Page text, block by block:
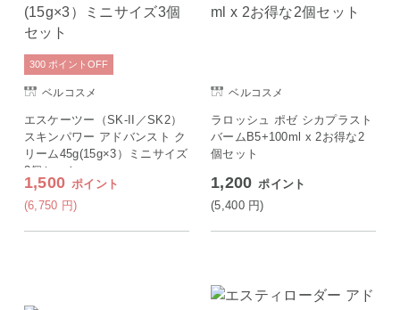
ベルコスメ
エスケーツー（SK-II／SK2）
スキンパワー アドバンスト ク
リーム45g(15g×3）ミニサイズ
3個セット
1,500 ポイント
(6,750 円)
300 ポイント OFF
ベルコスメ
ラロッシュ ポゼ シカプラスト
バームB5+100ml x 2お得な2
個セット
1,200 ポイント
(5,400 円)